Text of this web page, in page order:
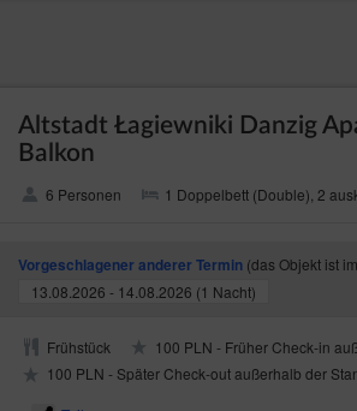
Altstadt Łagiewniki Danzig
Balkon
6 Personen 1 Doppelbett (Double), 2
Vorgeschlagener anderer Termin (das Objekt ist
13.08.2026 - 14.08.2026 (1 Nacht)
Frühstück
100 PLN - Früher Check-in
100 PLN - Später Check-out außerhalb der